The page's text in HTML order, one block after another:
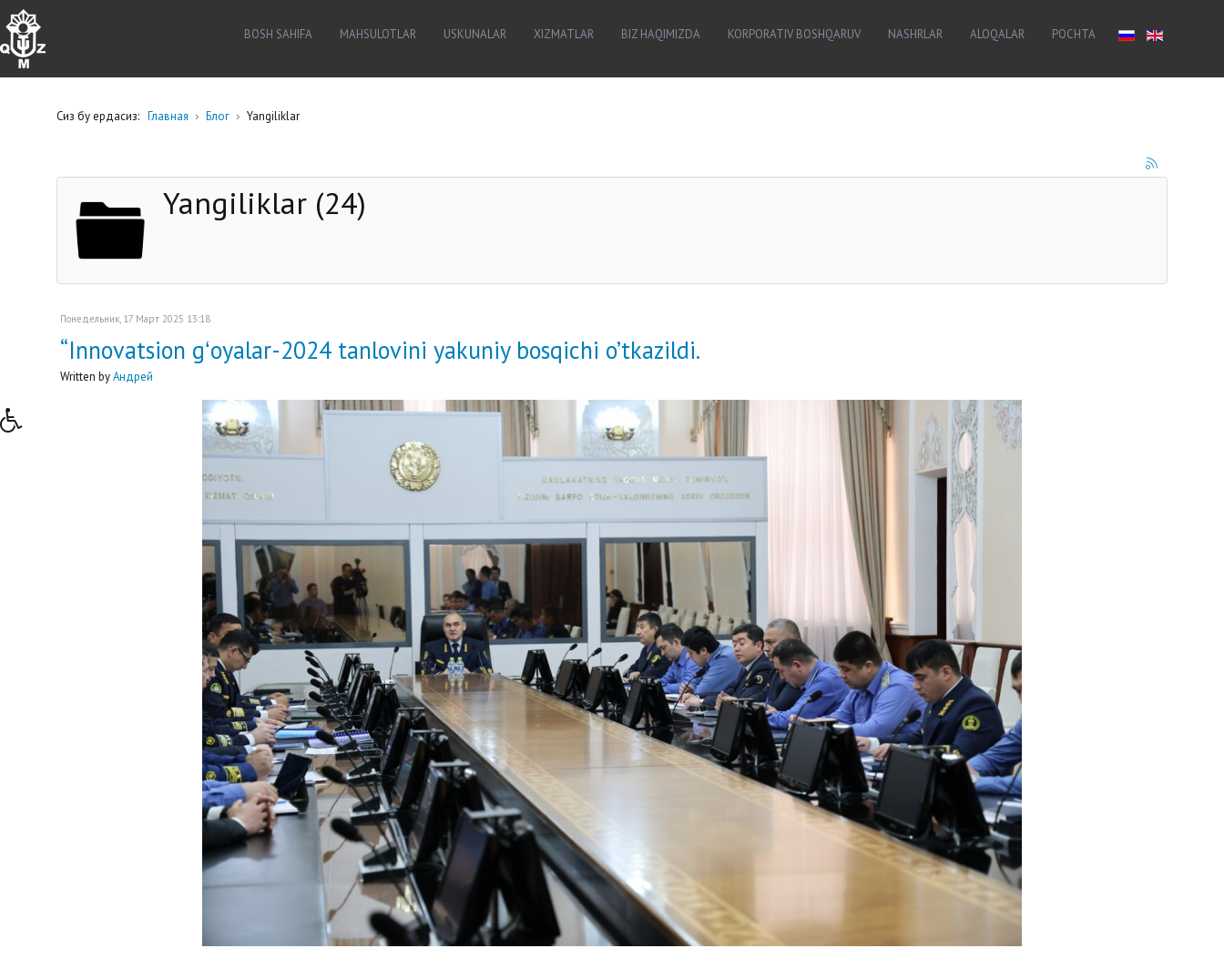
BOSH SAHIFA MAHSULOTLAR USKUNALAR XIZMATLAR BIZ HAQIMIZDA KORPORATIV BOSHQARUV NASHRLAR ALOQALAR POCHTA
Сиз бу ердасиз: Главная Блог Yangiliklar
Yangiliklar (24)
Понедельник, 17 Март 2025 13:18
“Innovatsion gʻoyalar-2024 tanlovini yakuniy bosqichi o’tkazildi.
Written byАндрей